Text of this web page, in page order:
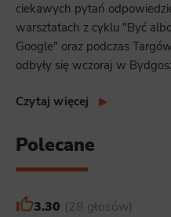
ciekawych pytań
warsztatach z cyklu "Być
Google" oraz podczas
odbyły się wczoraj w
Czytaj więcej
Polecane
3.30 28 głosów